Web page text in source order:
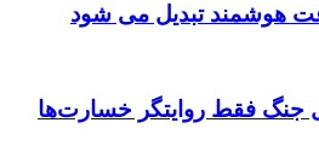
هوشمند تبدیل می شود
جنگ فقط روایتگر خسارت‌ها